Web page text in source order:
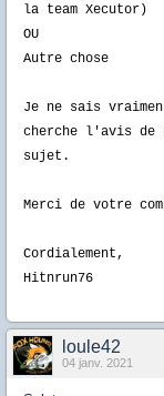
la team Xecutor )
OU
Autre chose
Je ne sais
cherche l'avis de
sujet.
Merci de votre
Cordialement,
Hitnrun76
loule42
04 janv. 2021